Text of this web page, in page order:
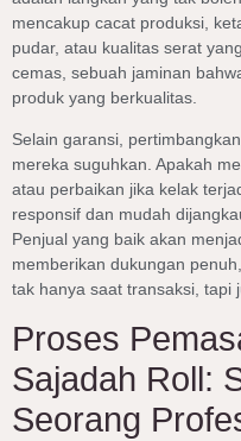
mencakup cacat produksi,
pudar, atau kualitas serat
cemas, sebuah jaminan
produk yang berkualitas.
Selain garansi,
mereka suguhkan. Apakah
atau perbaikan jika kelak
responsif dan mudah
Penjual yang baik akan
memberikan dukungan
tak hanya saat transaksi, tapi
Proses
Sajadah Roll:
Seorang